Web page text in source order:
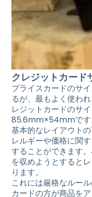
クレジットカード
プライスカードのサ
るが、最もよく使わ
レジットカードのサ
85.6mm×54mmです
基本的なレイアウト
レルギーや価格に関
することができます
を収めようとすると
ります。
これには厳格なルー
カードの方が商品を